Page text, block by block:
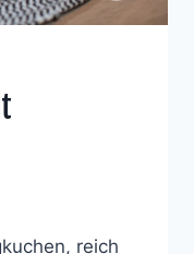
reich